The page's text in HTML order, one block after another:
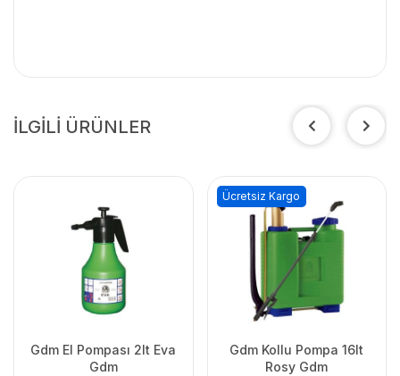
İLGİLİ ÜRÜNLER
Gdm El Pompası 2lt Eva
Gdm
Gdm Kollu Pompa 16lt
Rosy Gdm
Ücretsiz Kargo